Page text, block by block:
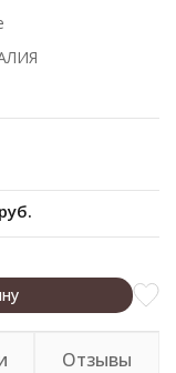
Отзывы